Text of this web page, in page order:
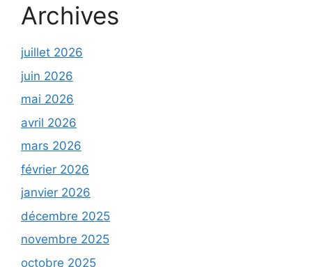
Archives
juillet 2026
juin 2026
mai 2026
avril 2026
mars 2026
février 2026
janvier 2026
décembre 2025
novembre 2025
octobre 2025